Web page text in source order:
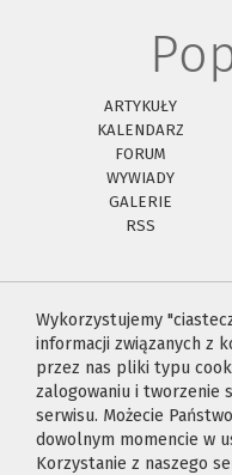
ARTYKUŁY
KALENDARZ
FORUM
WYWIADY
GALERIE
RSS
Wykorzystujemy
informacji związanych z
przez nas pliki typu
zalogowaniu i tworzenie
serwisu. Możecie
dowolnym momencie w
Korzystanie z naszego